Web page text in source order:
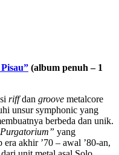
(album penuh – 1
riffdan groove metalcore
unsur symphonic yang
berbeda dan unik.
yang
akhir ’70 – awal ’80-an,